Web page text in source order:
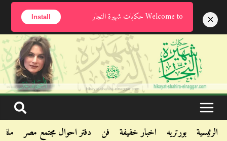
الخميس, أغسطس 6, 2026
.
.
.
الرئيسية بورتريه اخبار خفيفة فن دفتر احوال مجتمع مصر
Welcome to حكايات شهيرة النجار Install ×